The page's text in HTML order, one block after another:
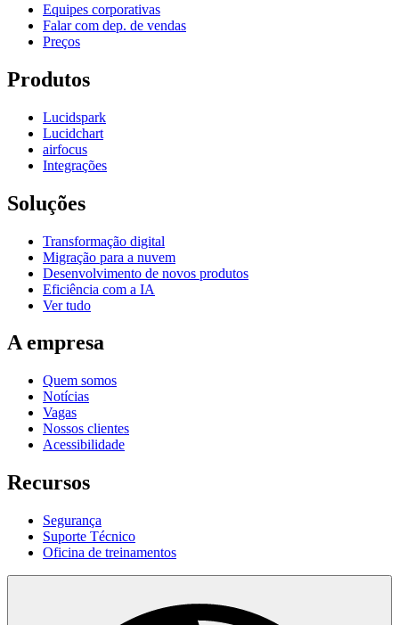
Equipes corporativas
Falar com dep. de vendas
Preços
Produtos
Lucidspark
Lucidchart
airfocus
Integrações
Soluções
Transformação digital
Migração para a nuvem
Desenvolvimento de novos produtos
Eficiência com a IA
Ver tudo
A empresa
Quem somos
Notícias
Vagas
Nossos clientes
Acessibilidade
Recursos
Segurança
Suporte Técnico
Oficina de treinamentos